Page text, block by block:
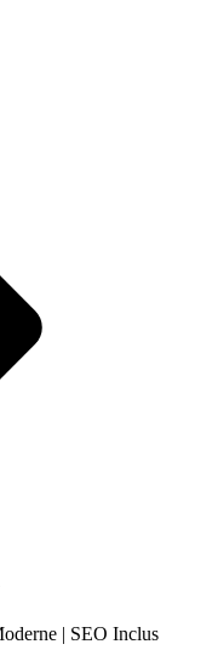
| SEO Inclus